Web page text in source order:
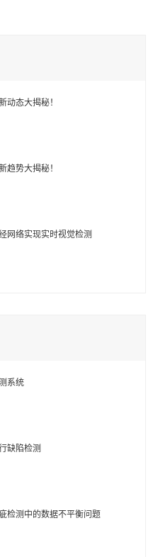
动态大揭秘！
趋势大揭秘！
网络实现实时视觉检测
系统
缺陷检测
检测中的数据不平衡问题